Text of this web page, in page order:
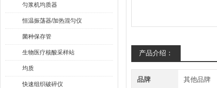
匀浆机均质器
恒温振荡器/加热混匀仪
菌种保存管
生物医疗核酸采样站
均质
快速组织破碎仪
产品介绍：
品牌 其他品牌